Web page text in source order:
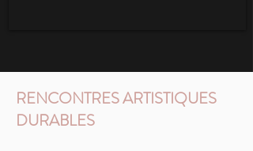
RENCONTRES ARTISTIQUES
DURABLES